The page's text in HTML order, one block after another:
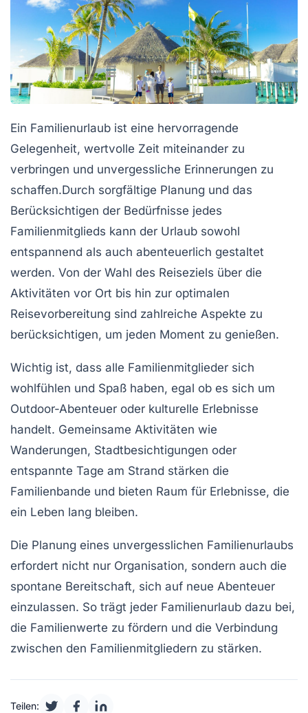
Ein Familienurlaub ist eine hervorragende
Gelegenheit, wertvolle Zeit miteinander zu
verbringen und unvergessliche Erinnerungen zu
schaffen.Durch sorgfältige Planung und das
Berücksichtigen der Bedürfnisse jedes
Familienmitglieds kann der Urlaub sowohl
entspannend als auch abenteuerlich gestaltet
werden. Von der Wahl des Reiseziels über die
Aktivitäten vor Ort bis hin zur optimalen
Reisevorbereitung sind zahlreiche Aspekte zu
berücksichtigen, um jeden Moment zu genießen.
Wichtig ist, dass alle Familienmitglieder sich
wohlfühlen und Spaß haben, egal ob es sich um
Outdoor-Abenteuer oder kulturelle Erlebnisse
handelt. Gemeinsame Aktivitäten wie
Wanderungen, Stadtbesichtigungen oder
entspannte Tage am Strand stärken die
Familienbande und bieten Raum für Erlebnisse, die
ein Leben lang bleiben.
Die Planung eines unvergesslichen Familienurlaubs
erfordert nicht nur Organisation, sondern auch die
spontane Bereitschaft, sich auf neue Abenteuer
einzulassen. So trägt jeder Familienurlaub dazu bei,
die Familienwerte zu fördern und die Verbindung
zwischen den Familienmitgliedern zu stärken.
Teilen: